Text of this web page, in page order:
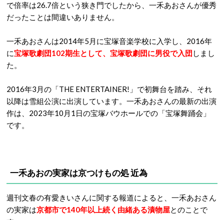
で倍率は26.7倍という狭き門でしたから、一禾あおさんが優秀
だったことは間違いありません。
一禾あおさんは2014年5月に宝塚音楽学校に入学し、2016年
に宝塚歌劇団102期生として、宝塚歌劇団に男役で入団 しまし
た。
2016年3月の「THE ENTERTAINER!」で初舞台を踏み、それ
以降は雪組公演に出演しています。一禾あおさんの最新の出演
作は、2023年10月1日の宝塚バウホールでの「宝塚舞踊会」
です。
一禾あおの実家は京つけもの処 近為
週刊文春の有愛きいさんに関する報道によると、一禾あおさん
の実家は京都市で140年以上続く由緒ある漬物屋とのことで